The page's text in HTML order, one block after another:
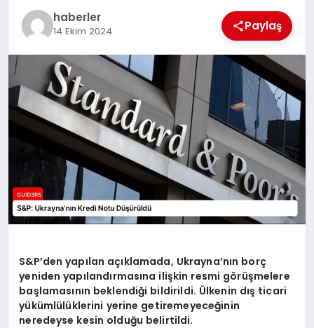
haberler
14 Ekim 2024 Paylaş
S&P’den yapılan açıklamada, Ukrayna’nın borç
yeniden yapılandırmasına ilişkin resmi görüşmelere
başlamasının beklendiği bildirildi. Ülkenin dış ticari
yükümlülüklerini yerine getiremeyeceğinin
neredeyse kesin olduğu belirtildi.